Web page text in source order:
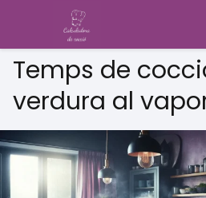
Temps de
verdura al